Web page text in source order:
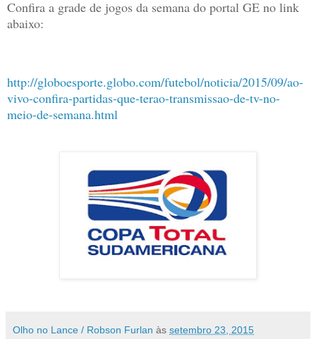
Confira a grade de jogos da semana do portal GE no link
abaixo:
http://globoesporte.globo.com/futebol/noticia/2015/09/ao-
vivo-confira-partidas-que-terao-transmissao-de-tv-no-
meio-de-semana.html
Olho no Lance / Robson Furlan às setembro 23, 2015